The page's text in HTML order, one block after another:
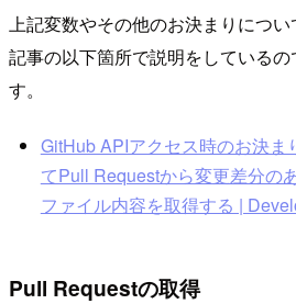
上記変数やその他のお決まりにつ
記事の以下箇所で説明をしている
す。
GitHub APIアクセス時のお決ま
てPull Requestから変更差分の
ファイル内容を取得する |
Pull Requestの取得